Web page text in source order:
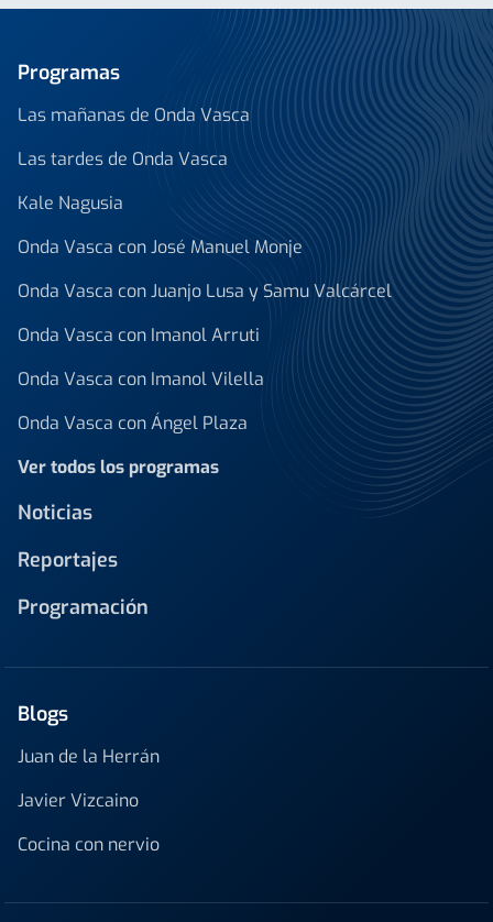
Programas
Las mañanas de Onda Vasca
Las tardes de Onda Vasca
Kale Nagusia
Onda Vasca con José Manuel Monje
Onda Vasca con Juanjo Lusa y Samu Valcárcel
Onda Vasca con Imanol Arruti
Onda Vasca con Imanol Vilella
Onda Vasca con Ángel Plaza
Ver todos los programas
Noticias
Reportajes
Programación
Blogs
Juan de la Herrán
Javier Vizcaino
Cocina con nervio